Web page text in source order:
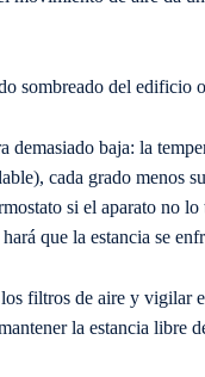
sombreado del edificio
demasiado baja: la
cada grado menos
si el aparato no
que la estancia se
filtros de aire y vigilar
la estancia libre